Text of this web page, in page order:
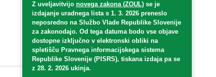
Z uveljavitvijo novega zakona (ZOUL) se je
izdajanje uradnega lista s 1. 3. 2026 preneslo
neposredno na Službo Vlade Republike Slovenije
za zakonodajo. Od tega datuma bodo vse objave
dostopne izključno v elektronski obliki na
spletišču Pravnega informacijskega sistema
Republike Slovenije (PISRS), tiskana izdaja pa se
z 28. 2. 2026 ukinja.
Oglaševanje
Splošni pogoji
Izjava o varstvu osebnih
podatkov
E-dražbe